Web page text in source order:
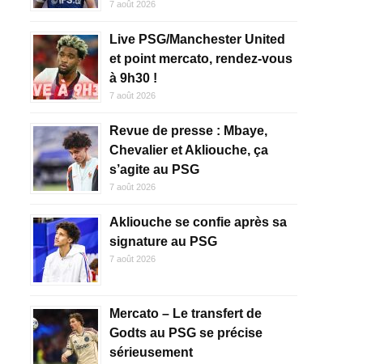
7 août 2026
Live PSG/Manchester United
et point mercato, rendez-vous
à 9h30 !
7 août 2026
Revue de presse : Mbaye,
Chevalier et Akliouche, ça
s’agite au PSG
7 août 2026
Akliouche se confie après sa
signature au PSG
7 août 2026
Mercato – Le transfert de
Godts au PSG se précise
sérieusement